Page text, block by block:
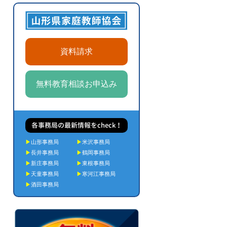
資料請求
無料教育相談お申込み
各事務局の最新情報をcheck！
▶ 山形事務局 ▶米沢事務局
▶長井事務局 ▶鶴岡事務局
▶ 新庄事務局 ▶東根事務局
▶ 天童事務局 ▶寒河江事務局
▶酒田事務局